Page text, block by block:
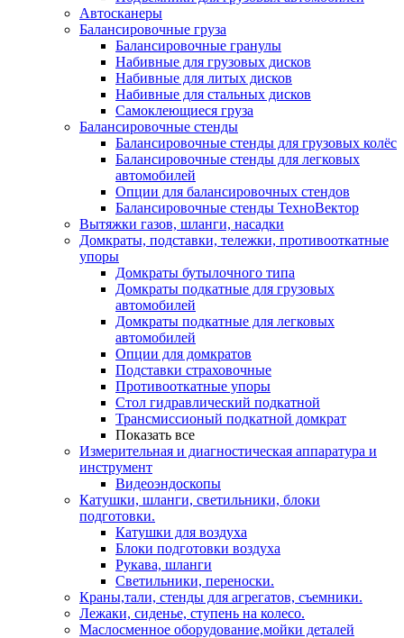
Автосканеры
Балансировочные груза
Балансировочные гранулы
Набивные для грузовых дисков
Набивные для литых дисков
Набивные для стальных дисков
Самоклеющиеся груза
Балансировочные стенды
Балансировочные стенды для грузовых колёс
Балансировочные стенды для легковых
автомобилей
Опции для балансировочных стендов
Балансировочные стенды ТехноВектор
Вытяжки газов, шланги, насадки
Домкраты, подставки, тележки, противооткатные
упоры
Домкраты бутылочного типа
Домкраты подкатные для грузовых
автомобилей
Домкраты подкатные для легковых
автомобилей
Опции для домкратов
Подставки страховочные
Противооткатные упоры
Стол гидравлический подкатной
Трансмиссионый подкатной домкрат
Показать все
Измерительная и диагностическая аппаратура и
инструмент
Видеоэндоскопы
Катушки, шланги, светильники, блоки
подготовки.
Катушки для воздуха
Блоки подготовки воздуха
Рукава, шланги
Светильники, переноски.
Краны,тали, стенды для агрегатов, съемники.
Лежаки, сиденье, ступень на колесо.
Маслосменное оборудование,мойки деталей